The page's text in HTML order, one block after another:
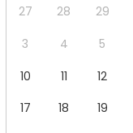
27 28 29
3
4 5
10
11 12
17
18 19